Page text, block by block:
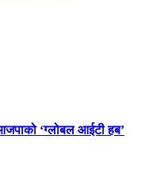
‘ग्लोबल आईटी हब’